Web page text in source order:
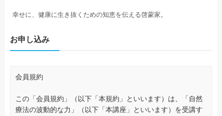
幸せに、健康に生き抜くための知恵を伝える啓蒙家。
お申し込み
会員規約
この「会員規約」（以下「本規約」といいます）は、「自然
療法の波動的な力」（以下「本講座」といいます）を受講す